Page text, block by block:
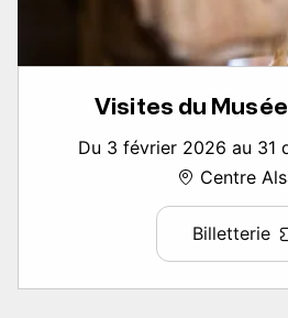
Visites du
Du 3 février 2026 au 31
Centre
Billetterie